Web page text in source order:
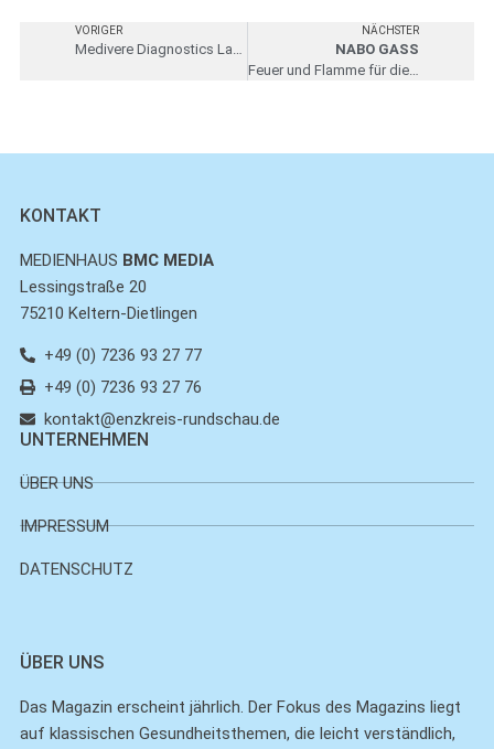
VORIGER NÄCHSTER
NABO GASS
Feuer und Flamme für die Kunst
KONTAKT
MEDIENHAUS BMC MEDIA
Lessingstraße 20
75210 Keltern-Dietlingen
+49 (0) 7236 93 27 77
+49 (0) 7236 93 27 76
kontakt@enzkreis-rundschau.de
UNTERNEHMEN
ÜBER UNS
IMPRESSUM
DATENSCHUTZ
ÜBER UNS
Das Magazin erscheint jährlich. Der Fokus des Magazins liegt
auf klassischen Gesundheitsthemen, die leicht verständlich,